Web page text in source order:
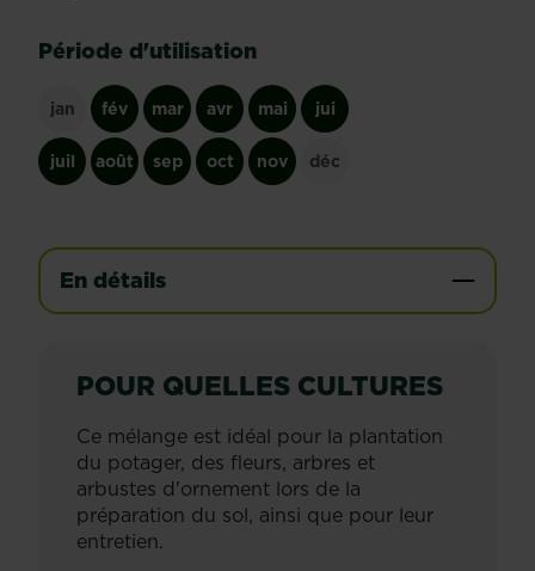
Période d'utilisation
jan fév mar avr mai jui
juil août sep oct nov déc
En détails
POUR QUELLES CULTURES
Ce mélange est idéal pour la plantation
du potager, des fleurs, arbres et
arbustes d'ornement lors de la
préparation du sol, ainsi que pour leur
entretien.